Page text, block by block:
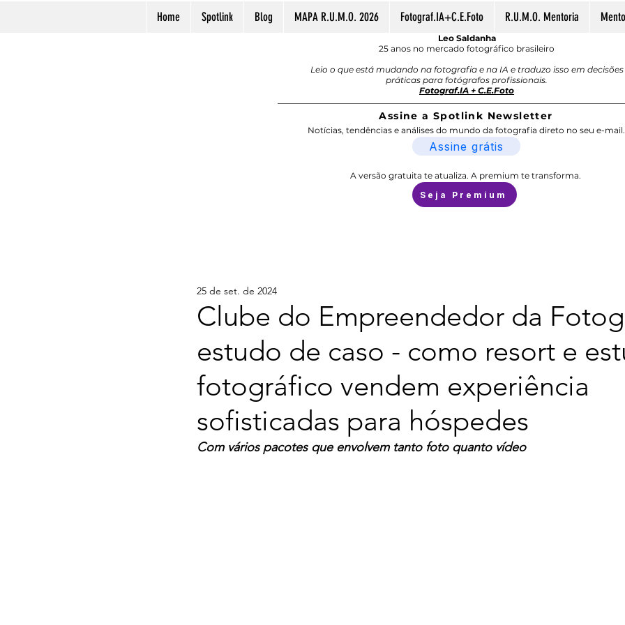
Home Spotlink Blog MAPA R.U.M.O. 2026 Fotograf.IA+C.E.Foto R.U.M.O. Mentoria
Leo Saldanha
25 anos no mercado fotográfico brasileiro
Leio o que está mudando na fotografia e na IA e traduzo isso em decisões
práticas para fotógrafos profissionais.
Fotograf.IA + C.E.Foto
Assine a Spotlink Newsletter
Notícias, tendências e análises do mundo da fotografia direto no seu e-mail.
Assine grátis
A versão gratuita te atualiza. A premium te transforma.
Seja Premium
Clube do Empreendedor da
estudo de caso - como resort e
fotográfico vendem experiência
sofisticadas para hóspedes
25 de set. de 2024
Com vários pacotes que envolvem tanto foto quanto vídeo